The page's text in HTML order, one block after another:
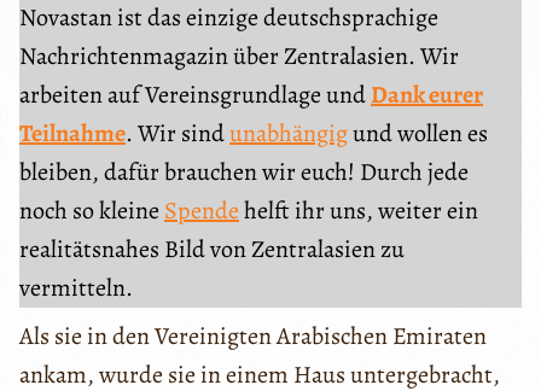
Novastan ist das einzige deutschsprachige
Nachrichtenmagazin über Zentralasien. Wir
arbeiten auf Vereinsgrundlage undDank eurer
Teilnahme. Wir sindunabhängigund wollen es
bleiben, dafür brauchen wir euch! Durch jede
noch so kleine Spendehelft ihr uns, weiter ein
realitätsnahes Bild von Zentralasien zu
vermitteln.
Als sie in den Vereinigten Arabischen Emiraten
ankam, wurde sie in einem Haus untergebracht,